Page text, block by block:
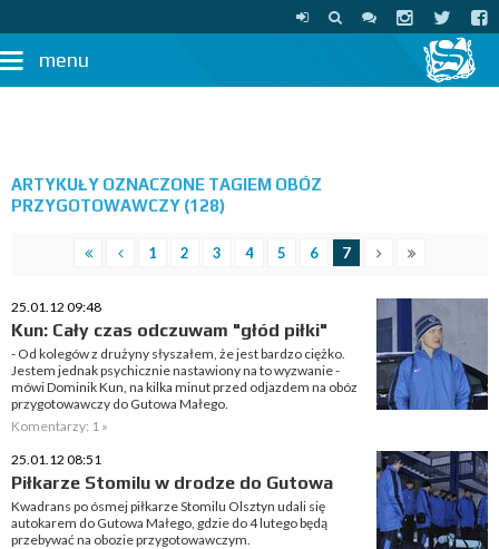
menu
ARTYKUŁY OZNACZONE TAGIEM OBÓZ
PRZYGOTOWAWCZY (128)
1 2 3 4 5 6 7
25.01.12 09:48
Kun: Cały czas odczuwam "głód piłki"
- Od kolegów z drużyny słyszałem, że jest bardzo ciężko.
Jestem jednak psychicznie nastawiony na to wyzwanie -
mówi Dominik Kun, na kilka minut przed odjazdem na obóz
przygotowawczy do Gutowa Małego.
Komentarzy: 1 »
25.01.12 08:51
Piłkarze Stomilu w drodze do Gutowa
Kwadrans po ósmej piłkarze Stomilu Olsztyn udali się
autokarem do Gutowa Małego, gdzie do 4 lutego będą
przebywać na obozie przygotowawczym.